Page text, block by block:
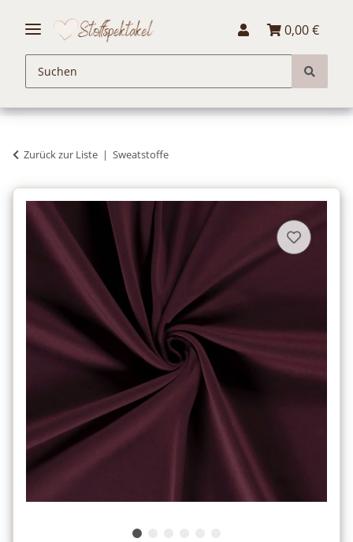
0,00 €
Zurück zur Liste Sweatstoffe